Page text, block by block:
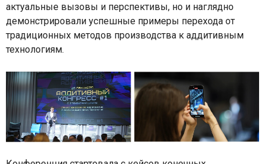
актуальные вызовы и перспективы, но и наглядно
демонстрировали успешные примеры перехода от
традиционных методов производства к аддитивным
технологиям.